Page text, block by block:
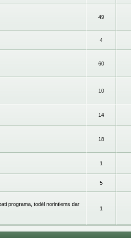
49
4
60
10
14
18
1
5
programa, todėl norintiems dar
1